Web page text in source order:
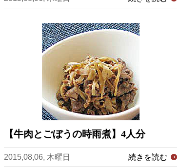
【牛肉とごぼうの時雨煮】4人分
2015,08,06, 木曜日 続きを読む